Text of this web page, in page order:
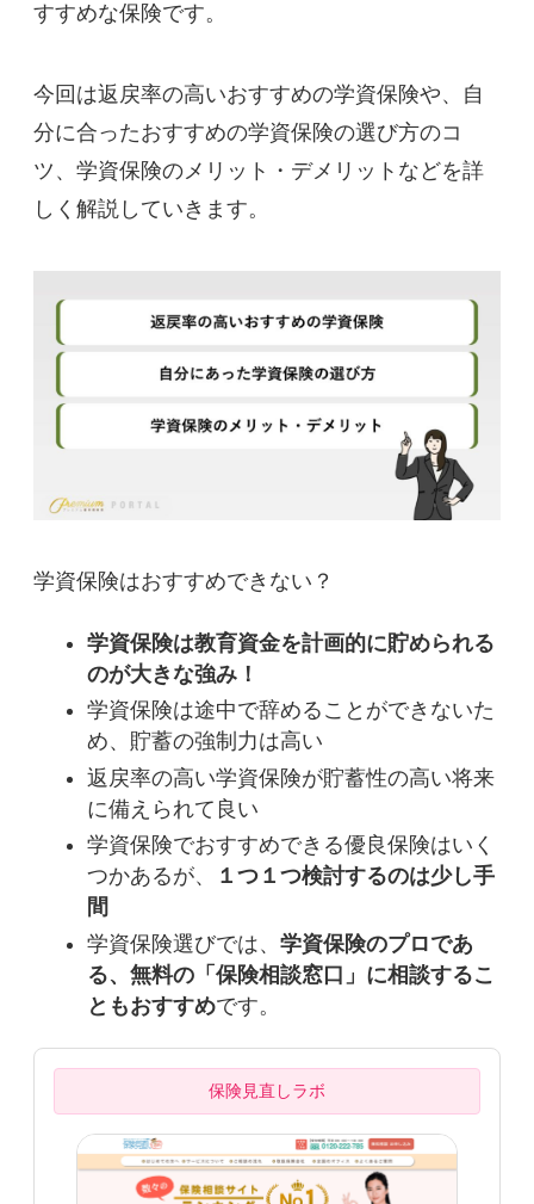
すすめな保険です。
今回は返戻率の高いおすすめの学資保険や、自
分に合ったおすすめの学資保険の選び方のコ
ツ、学資保険のメリット・デメリットなどを詳
しく解説していきます。
学資保険はおすすめできない？
学資保険は教育資金を計画的に貯められる
のが大きな強み！
学資保険は途中で辞めることができないた
め、貯蓄の強制力は高い
返戻率の高い学資保険が貯蓄性の高い将来
に備えられて良い
学資保険でおすすめできる優良保険はいく
つかあるが、
１つ１つ検討するのは少し手
間
学資保険選びでは、 学資保険のプロであ
る、無料の「保険相談窓口」に相談するこ
ともおすすめです。
保険見直しラボ